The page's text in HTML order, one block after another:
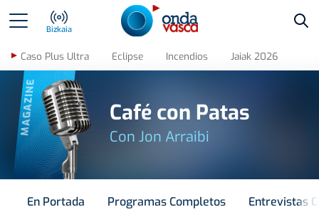
Bizkaia
Caso Plus Ultra Eclipse Incendios Jaiak 2026
MAGAZINE Café con Patas
Con Jon Arraibi
En Portada Programas Completos Entrevistas